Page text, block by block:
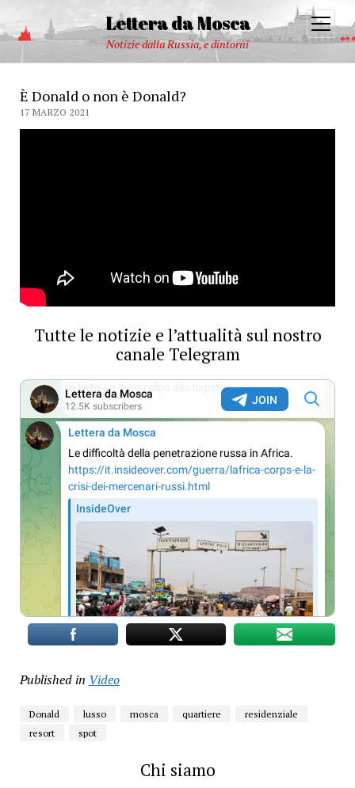
Lettera da Mosca
Notizie dalla Russia, e dintorni
open
menu
È Donald o non è Donald?
17 MARZO 2021
Tutte le notizie e l’attualità sul nostro
canale Telegram
Published in Video
Donald lusso mosca quartiere
residenziale
resort
spot
Chi siamo